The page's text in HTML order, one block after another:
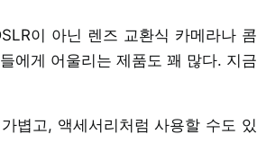
이 아닌 렌즈 교환식 카메라나 콤
에게 어울리는 제품도 꽤 많다. 지금
볍고, 액세서리처럼 사용할 수도 있